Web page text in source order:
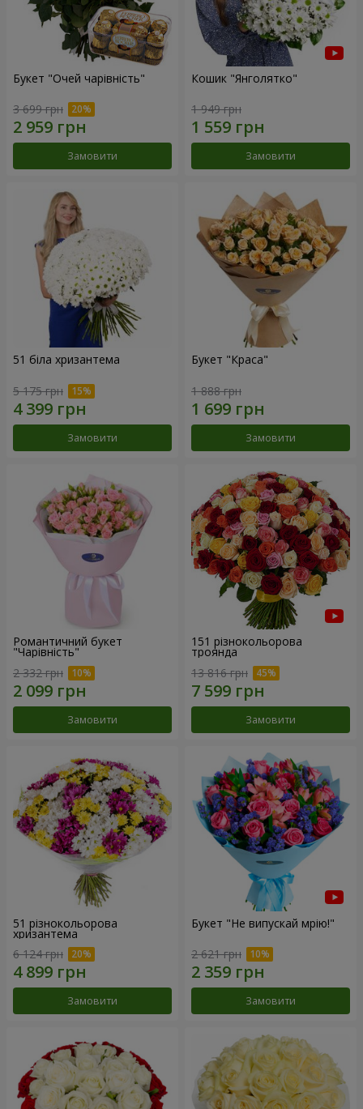
Букет "Очей чарівність"
3 699 грн
Замовити
Кошик "Янголятко"
1 949 грн
Замовити
51 біла хризантема
5 175 грн
Замовити
Букет "Краса"
1 888 грн
Замовити
Романтичний букет
"Чарівність"
2 332 грн
Замовити
151 різнокольорова
троянда
13 816 грн
Замовити
51 різнокольорова
хризантема
6 124 грн
Замовити
Букет "Не випускай мрію!"
2 621 грн
Замовити